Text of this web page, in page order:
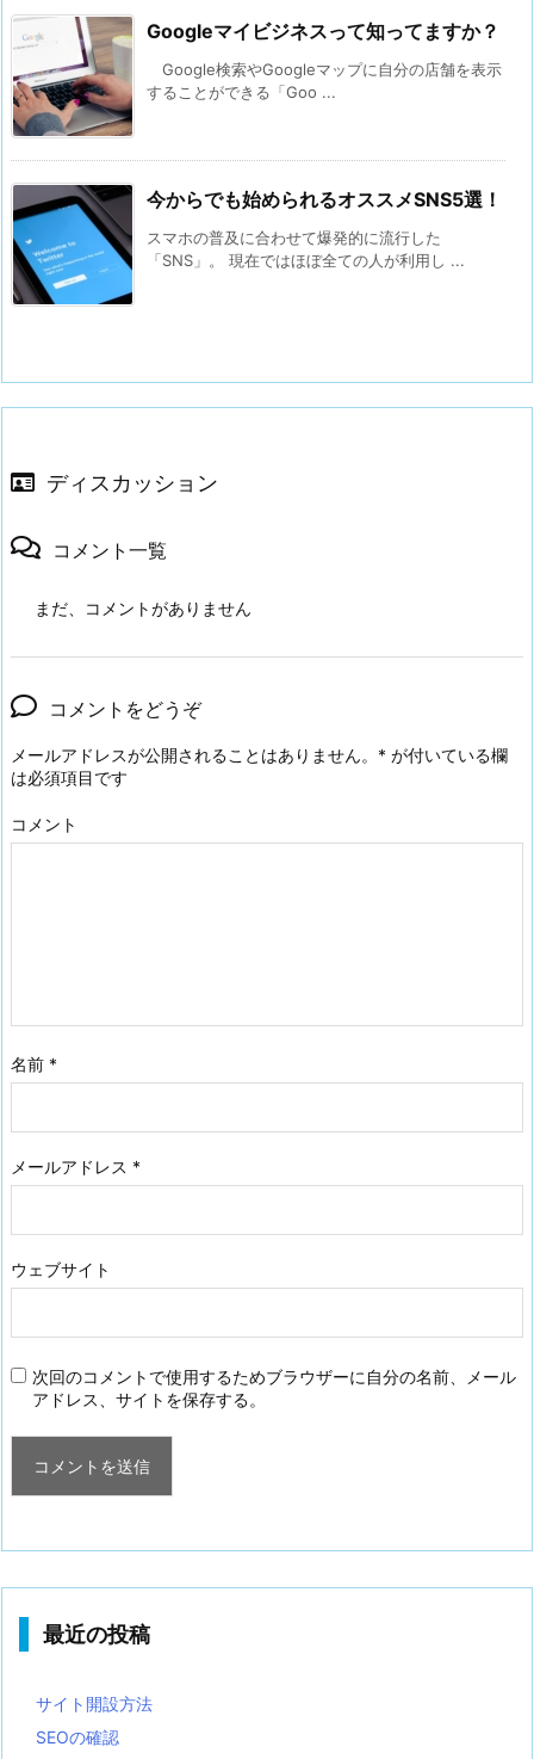
Googleマイビジネスって知ってますか？
Google検索やGoogleマップに自分の店舗を表示
することができる「Goo ...
今からでも始められるオススメSNS5選！
スマホの普及に合わせて爆発的に流行した
「SNS」。 現在ではほぼ全ての人が利用し ...
ディスカッション
コメント一覧
まだ、コメントがありません
コメントをどうぞ
メールアドレスが公開されることはありません。 * が付いている欄
は必須項目です
コメント
名前 *
メールアドレス *
ウェブサイト
次回のコメントで使用するためブラウザーに自分の名前、メール
アドレス、サイトを保存する。
最近の投稿
サイト開設方法
SEOの確認